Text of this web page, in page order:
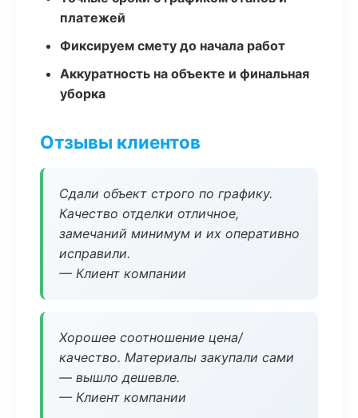
платежей
Фиксируем смету до начала работ
Аккуратность на объекте и финальная
уборка
Отзывы клиентов
Сдали объект строго по графику.
Качество отделки отличное,
замечаний минимум и их оперативно
исправили.
— Клиент компании
Хорошее соотношение цена/
качество. Материалы закупали сами
— вышло дешевле.
— Клиент компании